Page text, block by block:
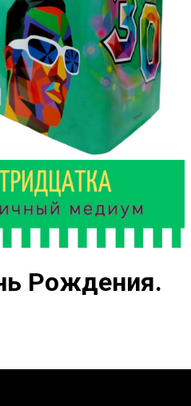
Рождения.